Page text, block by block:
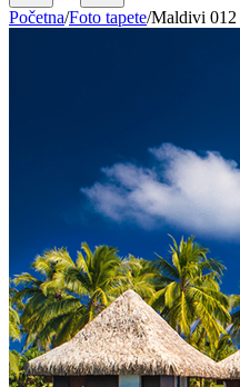
Početna/Foto tapete/Maldivi 012